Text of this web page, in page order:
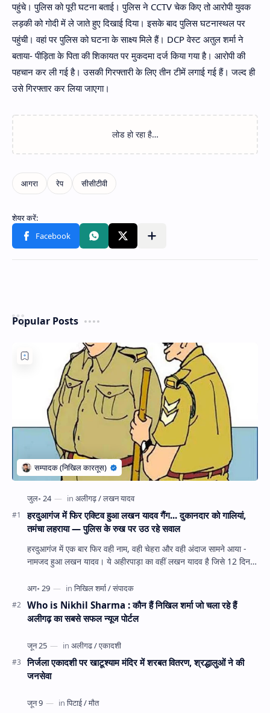
पहुंचे। पुलिस को पूरी घटना बताई। पुलिस ने CCTV चेक किए तो आरोपी युवक
लड़की को गोदी में ले जाते हुए दिखाई दिया। इसके बाद पुलिस घटनास्थल पर
पहुंची। वहां पर पुलिस को घटना के साक्ष्य मिले हैं। DCP वेस्ट अतुल शर्मा ने
बताया- पीड़िता के पिता की शिकायत पर मुकदमा दर्ज किया गया है। आरोपी की
पहचान कर ली गई है। उसकी गिरफ्तारी के लिए तीन टीमें लगाई गई हैं। जल्द ही
उसे गिरफ्तार कर लिया जाएगा।
Popular Posts
हरदुआगंज में फिर एक्टिव हुआ लखन यादव गैंग... दुकानदार को गालियां,
तमंचा लहराया — पुलिस के रुख पर उठ रहे सवाल
हरदुआगंज में एक बार फिर वही नाम, वही चेहरा और वही अंदाज सामने आया -
नामजद हुआ लखन यादव। ये अहीरपाड़ा का वहीं लखन यादव है जिसे 12 दिन
Who is Nikhil Sharma : कौन हैं निखिल शर्मा जो चला रहे हैं
अलीगढ़ का सबसे सफल न्यूज पोर्टल
निर्जला एकादशी पर खाटूश्याम मंदिर में शरबत वितरण, श्रद्धालुओं ने की
जनसेवा